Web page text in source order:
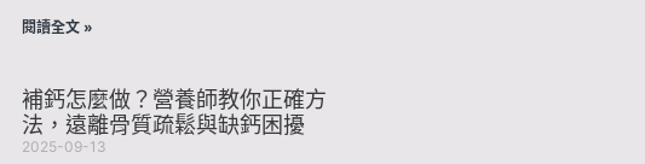
閱讀全文 »
補鈣怎麼做？營養師教你正確方
法，遠離骨質疏鬆與缺鈣困擾
2025-09-13